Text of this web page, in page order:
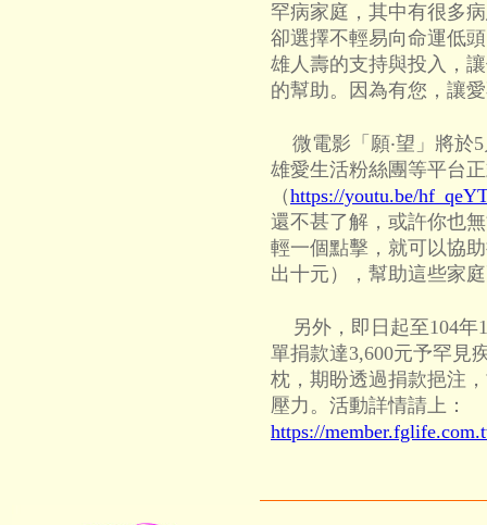
罕病家庭，其中有很多
卻選擇不輕易向命運低
雄人壽的支持與投入，
的幫助。因為有您，讓
微電影「願‧望」將於5
雄愛生活粉絲團等平台
（https://youtu.be/
還不甚了解，或許你也
輕一個點擊，就可以協
出十元），幫助這些家
另外，即日起至104年
單捐款達3,600元予罕見
枕，期盼透過捐款挹注
壓力。活動詳情請上：
https://